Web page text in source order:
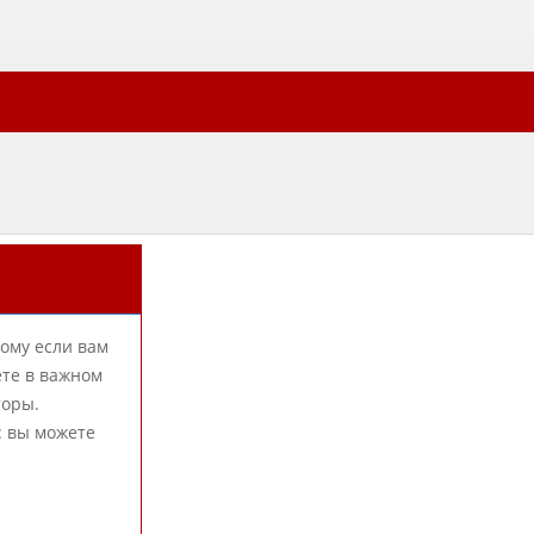
если вам
в важном
вы можете